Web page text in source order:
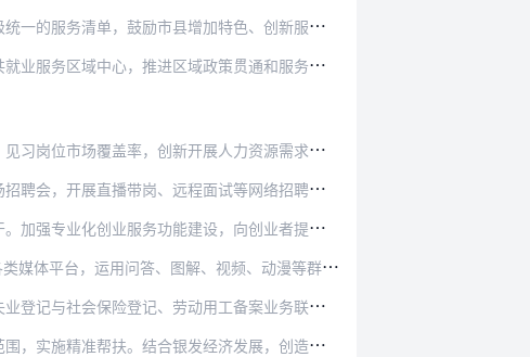
增加特色、创新服务事项，编制发布办事指南和业务规…
域政策贯通和服务融通。依托劳务协作机制，深入开展…
开展人力资源需求引导预测。强化职业培训信息发布，…
面试等网络招聘活动。强化对企业岗位设置、招聘要…
建设，向创业者提供业务咨询、创业指导、创业培训、…
、图解、视频、动漫等群众喜闻乐见的形式，深入开展…
动用工备案业务联办，及时、准确、全面记录劳动者就…
发经济发展，创造适合老年人就业的岗位，加强求职就…